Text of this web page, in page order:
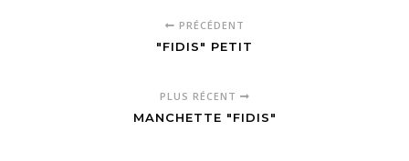
PRÉCÉDENT
"FIDIS" PETIT
PLUS RÉCENT
MANCHETTE "FIDIS"